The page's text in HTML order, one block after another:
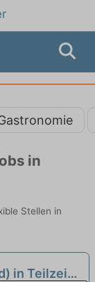
in
Stellen in
in Teilzeit